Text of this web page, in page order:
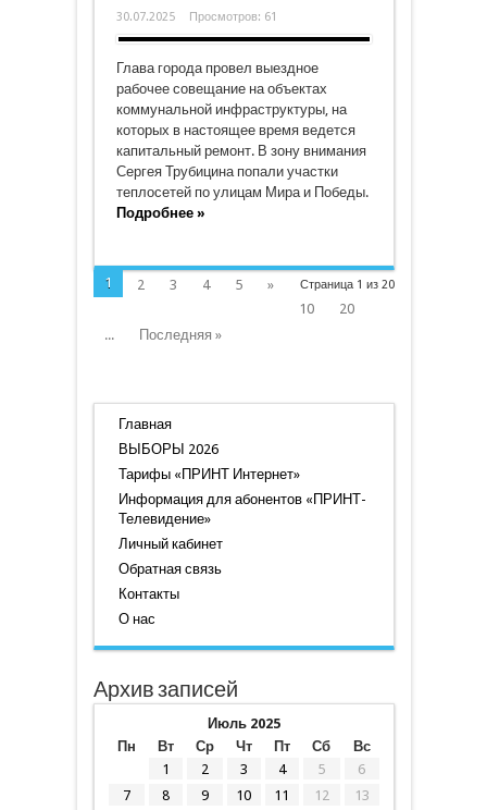
30.07.2025 Просмотров: 61
Глава города провел выездное
рабочее совещание на объектах
коммунальной инфраструктуры, на
которых в настоящее время ведется
капитальный ремонт. В зону внимания
Сергея Трубицина попали участки
теплосетей по улицам Мира и Победы.
Подробнее »
Страница 1 из 20
1 2 3 4 5
»
10
20
...
Последняя »
Главная
ВЫБОРЫ 2026
Тарифы «ПРИНТ Интернет»
Информация для абонентов «ПРИНТ-
Телевидение»
Личный кабинет
Обратная связь
Контакты
О нас
Архив записей
Июль 2025
Пн
Вт Ср Чт Пт Сб
Вс
1
2 3 4 5
6
7
8 9 10 11 12 13